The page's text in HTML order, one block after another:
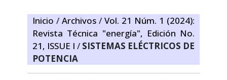
Inicio / Archivos / Vol. 21 Núm. 1 (2024):
Revista Técnica "energía", Edición No.
21, ISSUE I / SISTEMAS ELÉCTRICOS DE
POTENCIA